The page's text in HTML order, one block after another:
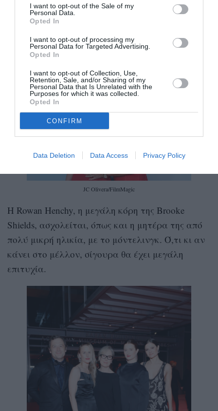
I want to opt-out of the Sale of my
Personal Data.
Opted In
I want to opt-out of processing my
Personal Data for Targeted Advertising.
Opted In
I want to opt-out of Collection, Use,
Retention, Sale, and/or Sharing of my
Personal Data that Is Unrelated with the
Purposes for which it was collected.
Opted In
CONFIRM
Data Deletion Data Access Privacy Policy
φιλοδοξεί μια μέρα να ξεπεράσει. Ακούγεται
πολύ δύσκολο, αλλά η 24χρονη ήδη έχει κάνει
δεκάδες συνεργασίες με πολύ σημαντικά brands,
ενώ έχει παίξει και στην πρώτη της τηλεοπτική
JC Olivera/FilmMagic
Η Rowan Henchy, η μεγάλη κόρη της Brooke
Shields, ασχολείται, όπως και η μητέρα της από
πολύ μικρή ηλικία, με το μόντελινγκ. Ό,τι κι αν
κάνει στο μέλλον, σίγουρα θα έχει μεγάλη
επιτυχία.